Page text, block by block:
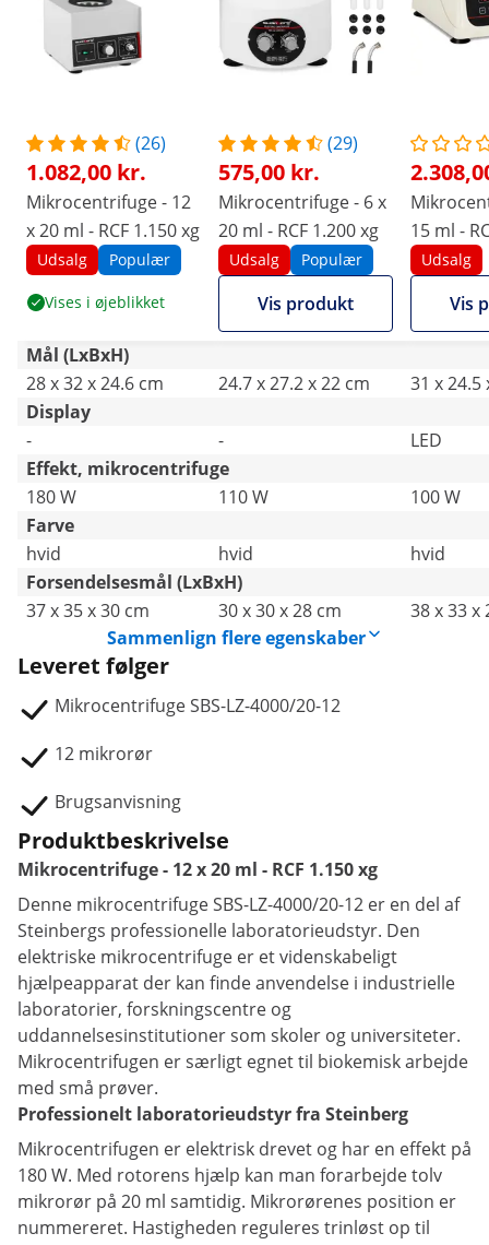
(26)
1.082,00 kr.
Mikrocentrifuge - 12
x 20 ml - RCF 1.150 xg
Udsalg Populær
Vises i øjeblikket
(29)
575,00 kr.
Mikrocentrifuge - 6 x
20 ml - RCF 1.200 xg
Udsalg Populær
Vis produkt
15 ml -
Udsalg
Vis
Mål (LxBxH)
28 x 32 x 24.6 cm
24.7 x 27.2 x 22 cm
31 x 24.5
Display
-
-
LED
Effekt, mikrocentrifuge
180 W
110 W
100 W
Farve
hvid
hvid
hvid
Forsendelsesmål (LxBxH)
37 x 35 x 30 cm
30 x 30 x 28 cm
38 x 33 x
Sammenlign flere egenskaber
Leveret følger
Mikrocentrifuge SBS-LZ-4000/20-12
12 mikrorør
Brugsanvisning
Produktbeskrivelse
Mikrocentrifuge - 12 x 20 ml - RCF 1.150 xg
Denne mikrocentrifuge SBS-LZ-4000/20-12 er en del af
Steinbergs professionelle laboratorieudstyr. Den
elektriske mikrocentrifuge er et videnskabeligt
hjælpeapparat der kan finde anvendelse i industrielle
laboratorier, forskningscentre og
uddannelsesinstitutioner som skoler og universiteter.
Mikrocentrifugen er særligt egnet til biokemisk arbejde
med små prøver.
Professionelt laboratorieudstyr fra Steinberg
Mikrocentrifugen er elektrisk drevet og har en effekt på
180 W. Med rotorens hjælp kan man forarbejde tolv
mikrorør på 20 ml samtidig. Mikrorørenes position er
nummereret. Hastigheden reguleres trinløst op til